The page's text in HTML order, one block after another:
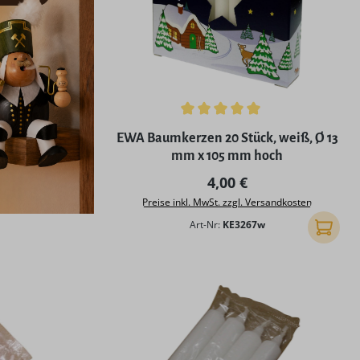
Durchschnittliche Bewertung von 5 von
EWA Baumkerzen 20 Stück, weiß, Ø 13
mm x 105 mm hoch
Regulärer Preis:
4,00 €
Preise inkl. MwSt. zzgl. Versandkosten
Art-Nr: KE3267w In den